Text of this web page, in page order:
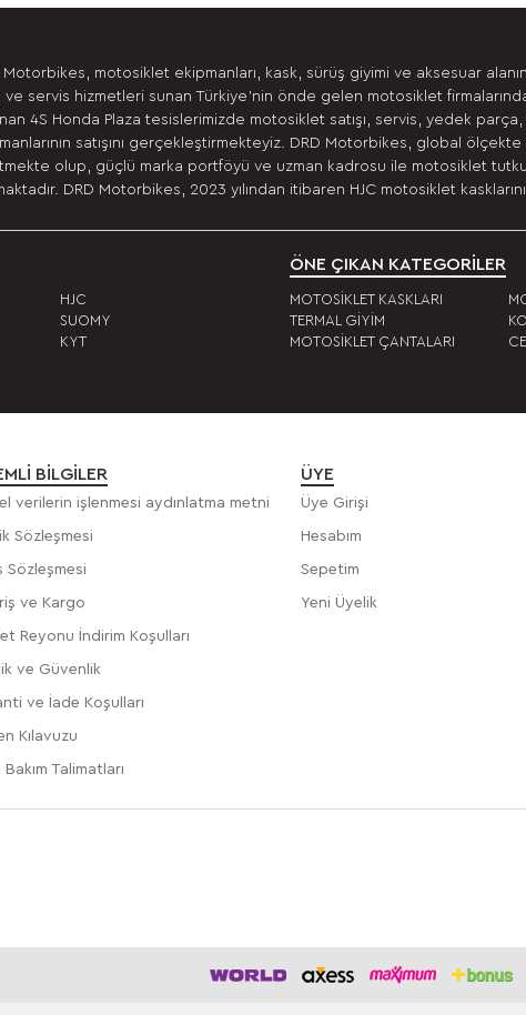
Motorbikes, motosiklet ekipmanları, kask, sürüş giyimi ve aksesuar
ve servis hizmetleri sunan Türkiye’nin önde gelen motosiklet
4S Honda Plaza tesislerimizde motosiklet satışı, servis, yedek
satışını gerçekleştirmekteyiz. DRD Motorbikes, global
olup, güçlü marka portföyü ve uzman kadrosu ile motosiklet
DRD Motorbikes, 2023 yılından itibaren HJC motosiklet
HJC
SUOMY
KYT
ÖNE ÇIKAN KATEGORİLER
MOTOSİKLET KASKLARI
TERMAL GİYİM
MOTOSİKLET ÇANTALARI
BILGILER
verilerin işlenmesi aydınlatma metni
Sözleşmesi
Sözleşmesi
ve Kargo
Reyonu İndirim Koşulları
ve Güvenlik
ve İade Koşulları
Kılavuzu
Bakım Talimatları
ÜYE
Üye Girişi
Hesabım
Sepetim
Yeni Üyelik